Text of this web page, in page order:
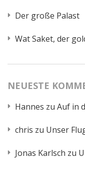
Der große Palast
Wat Saket, der
NEUESTE
Hannes zu Auf in
chris zu Unser
Jonas Karlsch zu